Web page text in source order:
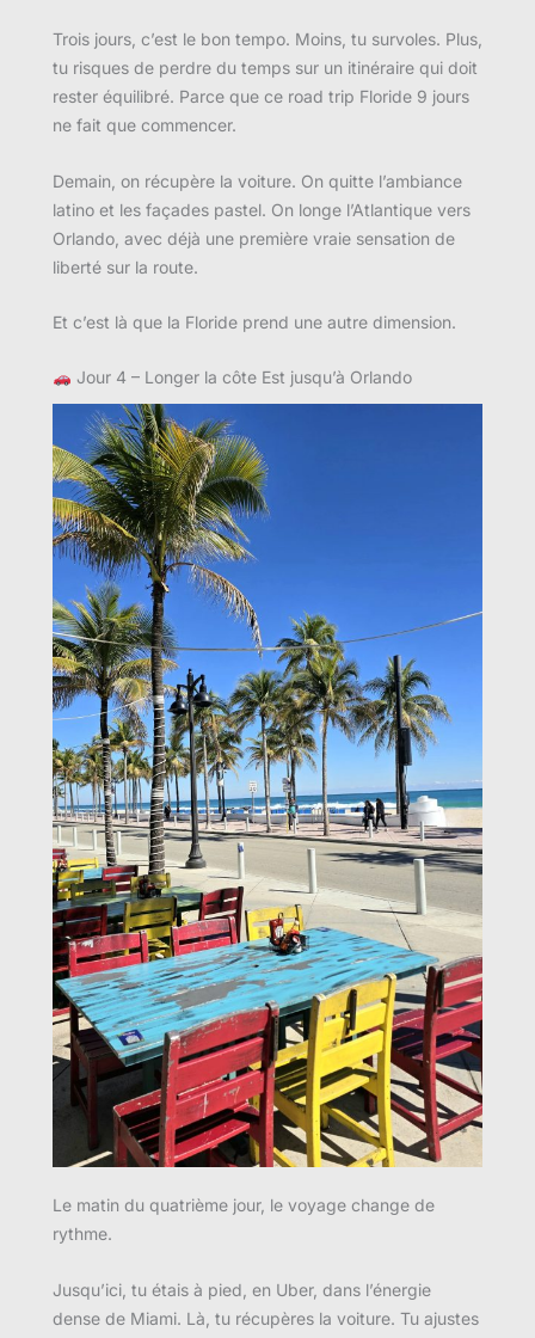
Trois jours, c’est le bon tempo. Moins, tu survoles. Plus,
tu risques de perdre du temps sur un itinéraire qui doit
rester équilibré. Parce que ce road trip Floride 9 jours
ne fait que commencer.
Demain, on récupère la voiture. On quitte l’ambiance
latino et les façades pastel. On longe l’Atlantique vers
Orlando, avec déjà une première vraie sensation de
liberté sur la route.
Et c’est là que la Floride prend une autre dimension.
Jour 4 – Longer la côte Est jusqu’à Orlando
Le matin du quatrième jour, le voyage change de
rythme.
Jusqu’ici, tu étais à pied, en Uber, dans l’énergie
dense de Miami. Là, tu récupères la voiture. Tu ajustes